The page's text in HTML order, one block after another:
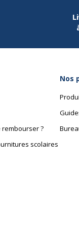
rembourser ?
scolaires
Nos